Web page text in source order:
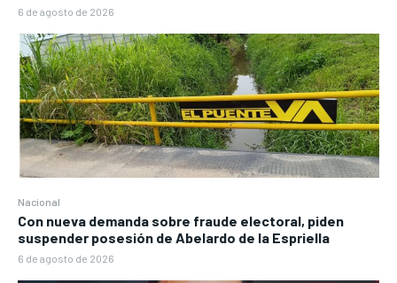
6 de agosto de 2026
Nacional
Con nueva demanda sobre fraude electoral, piden
suspender posesión de Abelardo de la Espriella
6 de agosto de 2026